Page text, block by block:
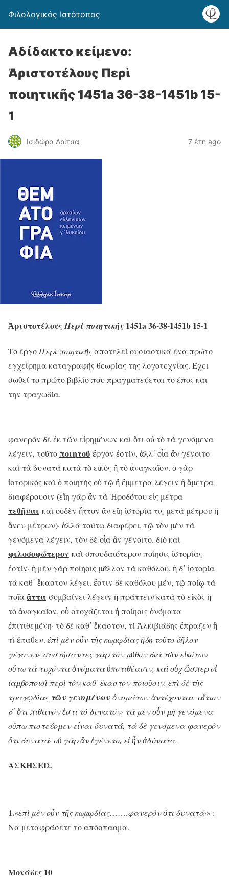
Φιλολογικός Ιστότοπος
Αδίδακτο κείμενο:
Ἀριστοτέλους Περὶ
ποιητικῆς 1451a 36-38-1451b 15-
1
Ισιδώρα Δρίτσα 7 έτη ago
ἈριστοτέλουςΠερὶ ποιητικῆς 1451a 36-38-1451b 15-1
Το έργο Περὶ ποιητικῆςαποτελεί ουσιαστικά ένα πρώτο
εγχείρημα καταγραφής θεωρίας της λογοτεχνίας. Έχει
σωθεί το πρώτο βιβλίο που πραγματεύεται το έπος και
την τραγωδία.
φανερὸν δὲ ἐκ τῶν εἰρημένων καὶ ὅτι οὐ τὸ τὰ γενόμενα
λέγειν, τοῦτο ποιητοῦ ἔργον ἐστίν, ἀλλ᾽ οἷα ἂν γένοιτο
καὶ τὰ δυνατὰ κατὰ τὸ εἰκὸς ἢ τὸ ἀναγκαῖον. ὁ γὰρ
ἱστορικὸς καὶ ὁ ποιητὴς οὐ τῷ ἢ ἔμμετρα λέγειν ἢ ἄμετρα
διαφέρουσιν (εἴη γὰρ ἂν τὰ Ἡροδότου εἰς μέτρα
τεθῆναι καὶ οὐδὲν ἧττον ἂν εἴη ἱστορία τις μετὰ μέτρου ἢ
ἄνευ μέτρων)· ἀλλὰ τούτῳ διαφέρει, τῷ τὸν μὲν τὰ
γενόμενα λέγειν, τὸν δὲ οἷα ἂν γένοιτο. διὸ καὶ
φιλοσοφώτερον καὶ σπουδαιότερον ποίησις ἱστορίας
ἐστίν· ἡ μὲν γὰρ ποίησις μᾶλλον τὰ καθόλου, ἡ δ᾽ ἱστορία
τὰ καθ᾽ ἕκαστον λέγει. ἔστιν δὲ καθόλου μέν, τῷ ποίῳ τὰ
ποῖαἄττα συμβαίνει λέγειν ἢ πράττειν κατὰ τὸ εἰκὸς ἢ
τὸ ἀναγκαῖον, οὗ στοχάζεται ἡ ποίησις ὀνόματα
ἐπιτιθεμένη· τὸ δὲ καθ᾽ ἕκαστον, τί Ἀλκιβιάδης ἔπραξεν ἢ
τί ἔπαθεν. ἐπὶ μὲν οὖν τῆς κωμῳδίας ἤδη τοῦτο δῆλον
γέγονεν· συστήσαντες γὰρ τὸν μῦθον διὰ τῶν εἰκότων
οὕτω τὰ τυχόντα ὀνόματα ὑποτιθέασιν, καὶ οὐχ ὥσπερ οἱ
ἰαμβοποιοὶ περὶ τὸν καθ᾽ ἕκαστον ποιοῦσιν. ἐπὶ δὲ τῆς
τραγῳδίας τῶν γενομένων ὀνομάτων ἀντέχονται. αἴτιον
δ᾽ ὅτι πιθανόν ἐστι τὸ δυνατόν· τὰ μὲν οὖν μὴ γενόμενα
οὔπω πιστεύομεν εἶναι δυνατά, τὰ δὲ γενόμενα φανερὸν
ὅτι δυνατά· οὐ γὰρ ἂν ἐγένετο, εἰ ἦν ἀδύνατα.
ΑΣΚΗΣΕΙΣ
1.«ἐπὶ μὲν οὖν τῆς κωμῳδίας…….φανερὸν ὅτι δυνατά·» :
Να μεταφράσετε το απόσπασμα.
Μονάδες 10